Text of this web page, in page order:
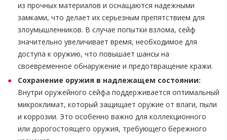
из прочных материалов и оснащаются надежными
замками, что делает их серьезным препятствием для
злоумышленников. В случае попытки взлома, сейф
значительно увеличивает время, необходимое для
доступа к оружию, что повышает шансы на
своевременное обнаружение и предотвращение кражи.
Сохранение оружия в надлежащем состоянии:
Внутри оружейного сейфа поддерживается оптимальный
микроклимат, который защищает оружие от влаги, пыли
и коррозии. Это особенно важно для коллекционного
или дорогостоящего оружия, требующего бережного